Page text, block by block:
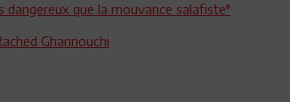
dangereux que la mouvance salafiste"
Ghannouchi